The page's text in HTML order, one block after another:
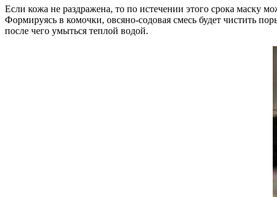
Если кожа не раздражена, то по истечении этого срока маску
Формируясь в комочки, овсяно-содовая смесь будет чистить
после чего умыться теплой водой.